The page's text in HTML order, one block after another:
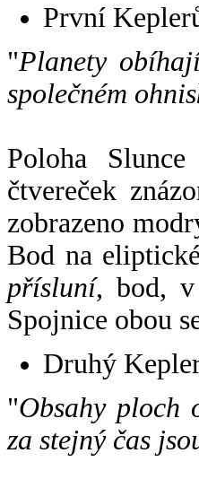
První
"Planety
společném
Poloha
čtvereček
zobrazeno
Bod na
přísluní, bod, v
Spojnice obou
Druhý
"Obsahy ploch
za stejný čas